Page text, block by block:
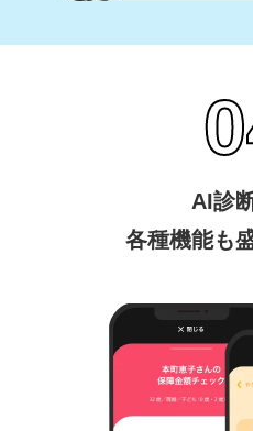
AI診
各種機能も